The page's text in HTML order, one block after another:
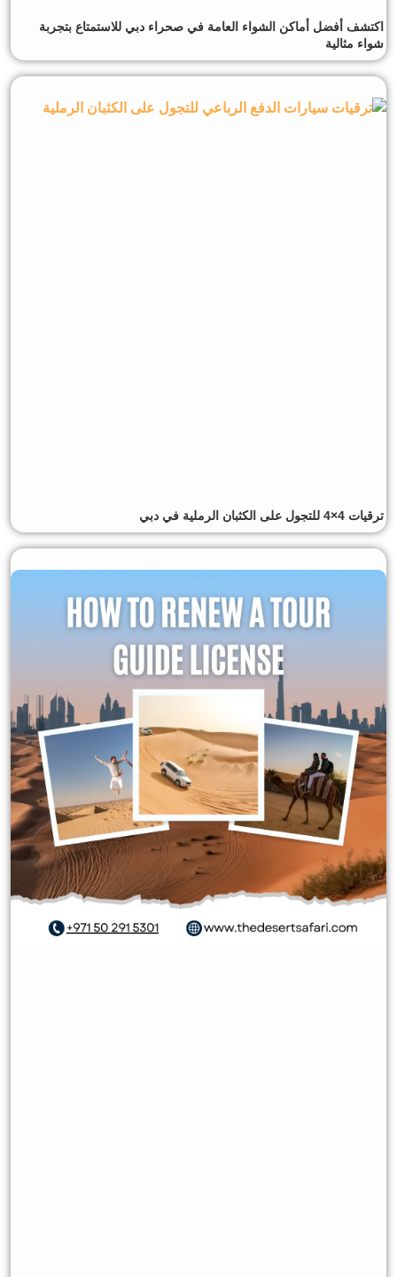
اكتشف أفضل أماكن الشواء العامة في صحراء دبي للاستمتاع بتجربة
شواء مثالية
ترقيات 4×4 للتجول على الكثبان الرملية في دبي